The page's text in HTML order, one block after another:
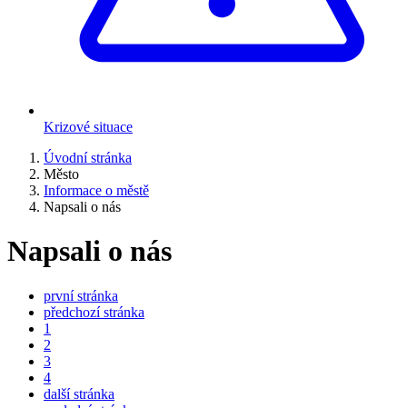
Krizové situace
Úvodní stránka
Město
Informace o městě
Napsali o nás
Napsali o nás
první stránka
předchozí stránka
1
2
3
4
další stránka